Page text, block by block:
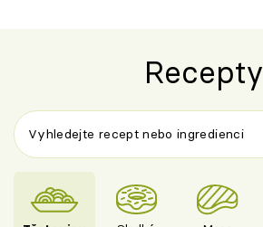
Recepty